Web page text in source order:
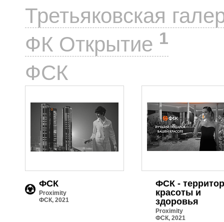
Третьяковская
ФК Открытие 1
ФСК
ФСК
Proximity
ФСК, 2021
ФСК -
красоты и
здоровья
Proximity
ФСК, 2021